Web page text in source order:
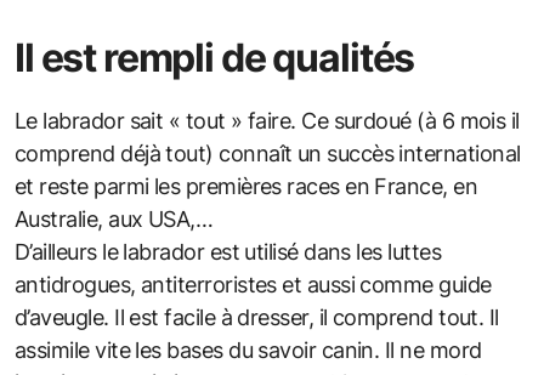
Il est rempli de qualités
Le labrador sait « tout » faire. Ce surdoué (à 6 mois il
comprend déjà tout) connaît un succès international
et reste parmi les premières races en France, en
Australie, aux USA,…
D’ailleurs le labrador est utilisé dans les luttes
antidrogues, antiterroristes et aussi comme guide
d’aveugle. Il est facile à dresser, il comprend tout. Il
assimile vite les bases du savoir canin. Il ne mord